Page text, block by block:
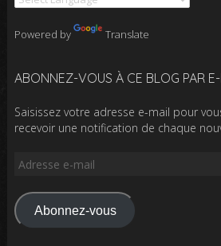
Powered by Translate
ABONNEZ-VOUS À CE BLOG PAR E-
Saisissez votre adresse e-mail pour
recevoir une notification de chaque
Adresse
mail
Abonnez-vous